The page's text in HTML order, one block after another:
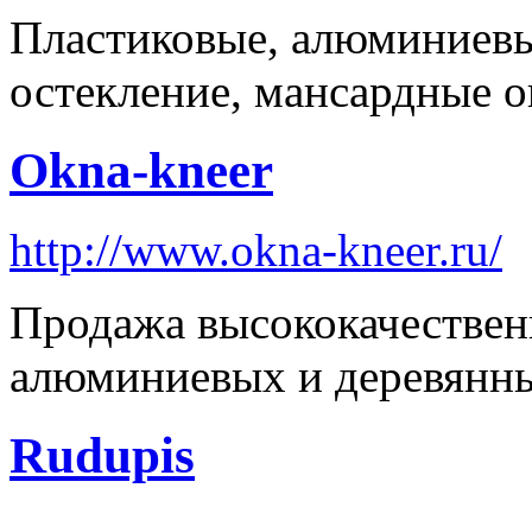
Пластиковые,
остекление, мансардные
Okna-kneer
http://www.okna-kneer.ru/
Продажа
алюминиевых и
Rudupis